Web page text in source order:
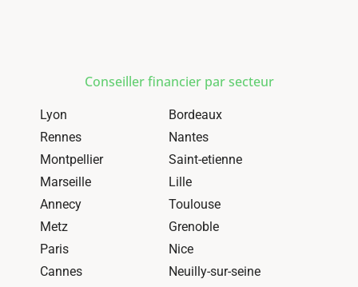
Conseiller financier par secteur
Lyon
Bordeaux
Rennes
Nantes
Montpellier
Saint-etienne
Marseille
Lille
Annecy
Toulouse
Metz
Grenoble
Paris
Nice
Cannes
Neuilly-sur-seine